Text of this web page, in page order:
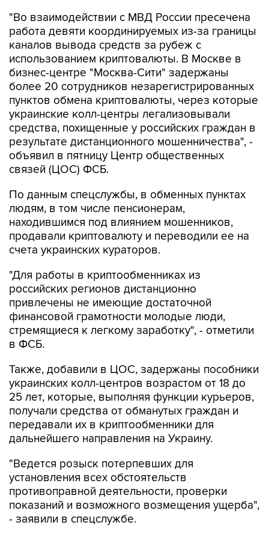
"Во взаимодействии с МВД России пресечена
работа девяти координируемых из-за границы
каналов вывода средств за рубеж с
использованием криптовалюты. В Москве в
бизнес-центре "Москва-Сити" задержаны
более 20 сотрудников незарегистрированных
пунктов обмена криптовалюты, через которые
украинские колл-центры легализовывали
средства, похищенные у российских граждан в
результате дистанционного мошенничества", -
объявил в пятницу Центр общественных
связей (ЦОС) ФСБ.
По данным спецслужбы, в обменных пунктах
людям, в том числе пенсионерам,
находившимся под влиянием мошенников,
продавали криптовалюту и переводили ее на
счета украинских кураторов.
"Для работы в криптообменниках из
российских регионов дистанционно
привлечены не имеющие достаточной
финансовой грамотности молодые люди,
стремящиеся к легкому заработку", - отметили
в ФСБ.
Также, добавили в ЦОС, задержаны пособники
украинских колл-центров возрастом от 18 до
25 лет, которые, выполняя функции курьеров,
получали средства от обманутых граждан и
передавали их в криптообменники для
дальнейшего направления на Украину.
"Ведется розыск потерпевших для
установления всех обстоятельств
противоправной деятельности, проверки
показаний и возможного возмещения ущерба",
- заявили в спецслужбе.